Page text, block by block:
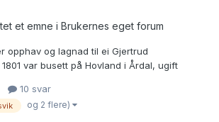
et emne i Brukernes eget forum
opphav og lagnad til ei Gjertrud
var busett på Hovland i Årdal, ugift
census/person/pf01058396002162
eg får v...
10 svar
og 2 flere)